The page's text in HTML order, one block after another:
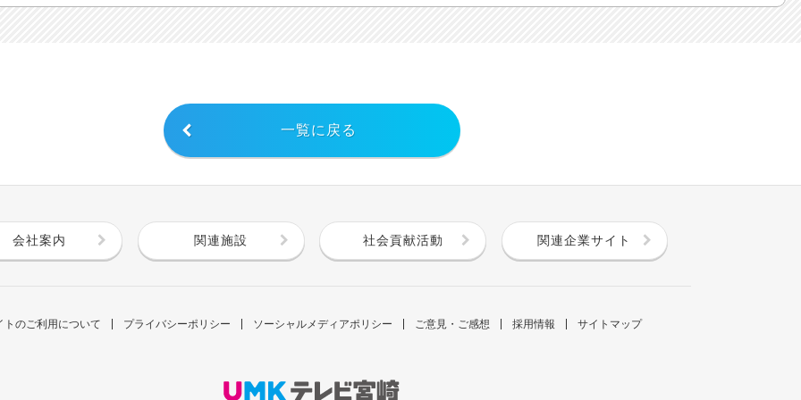
一覧に戻る
会社案内 関連施設 社会貢献活動 関連企業サイト
トのご利用について プライバシーポリシー ソーシャルメディアポリシー ご意見・ご感想 採用情報 サイトマップ